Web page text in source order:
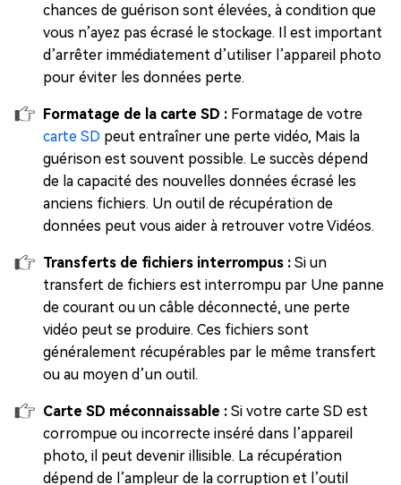
chances de guérison sont élevées, à condition que
vous n’ayez pas écrasé le stockage. Il est important
d’arrêter immédiatement d’utiliser l’appareil photo
pour éviter les données perte.
Formatage de la carte SD : Formatage de votre
carte SD peut entraîner une perte vidéo, Mais la
guérison est souvent possible. Le succès dépend
de la capacité des nouvelles données écrasé les
anciens fichiers. Un outil de récupération de
données peut vous aider à retrouver votre Vidéos.
Transferts de fichiers interrompus : Si un
transfert de fichiers est interrompu par Une panne
de courant ou un câble déconnecté, une perte
vidéo peut se produire. Ces fichiers sont
généralement récupérables par le même transfert
ou au moyen d’un outil.
Carte SD méconnaissable : Si votre carte SD est
corrompue ou incorrecte inséré dans l’appareil
photo, il peut devenir illisible. La récupération
dépend de l’ampleur de la corruption et l’outil